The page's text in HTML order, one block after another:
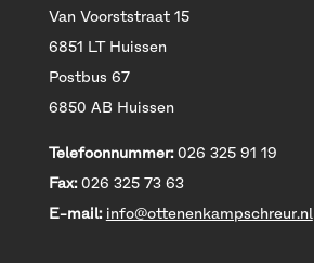
Van Voorststraat 15
6851 LT Huissen
Postbus 67
6850 AB Huissen
Telefoonnummer:026 325 91 19
Fax:026 325 73 63
E-mail: info@ottenenkampschreur.nl